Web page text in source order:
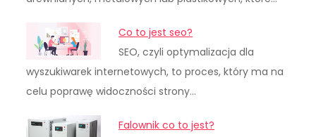
Co to jest seo?
SEO, czyli optymalizacja dla
wyszukiwarek internetowych, to proces, który ma na
celu poprawę widoczności strony…
Falownik co to jest?